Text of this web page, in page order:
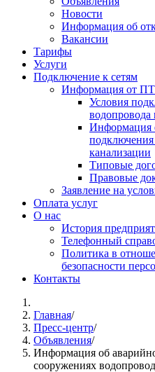
Новости
Информация об
Вакансии
Тарифы
Услуги
Подключение к сетям
Информация от
Условия
водопровода
Информация
подключения
канализации
Типовые
Правовые
Заявление на
Оплата услуг
О нас
История
Телефонный
Политика в
безопасности
Контакты
Главная/
Пресс-центр/
Объявления/
Информация об
сооружениях